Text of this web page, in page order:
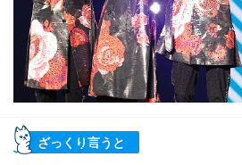
ざっくり言うと